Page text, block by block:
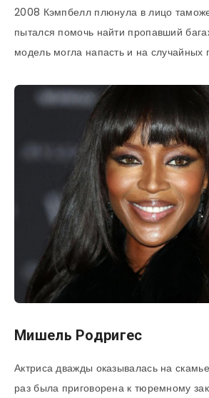
2008 Кэмпбелл плюнула в лицо
пытался помочь найти пропавший
модель могла напасть и на случайных
Мишель Родригес
Актриса дважды оказывалась на
раз была приговорена к тюремному